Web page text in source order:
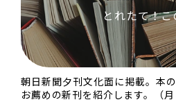
とれたて！
朝日新聞夕刊文化面に掲載。本
お薦めの新刊を紹介します。（月